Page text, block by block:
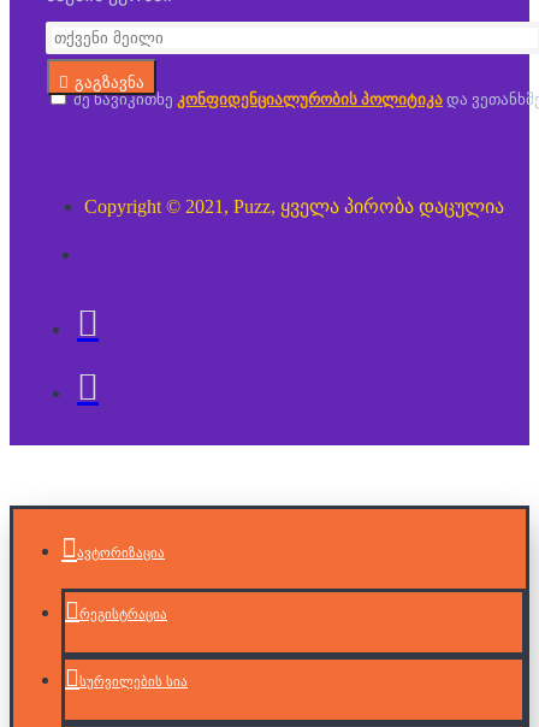
გაგზავნა
მე წავიკითხე კონფიდენციალურობის პოლიტიკა და
Copyright © 2021, Puzz, ყველა პირობა დაცულია
ავტორიზაცია
რეგისტრაცია
სურვილების სია